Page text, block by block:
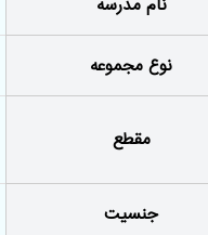
نوع مجموعه
مقطع
جنسیت